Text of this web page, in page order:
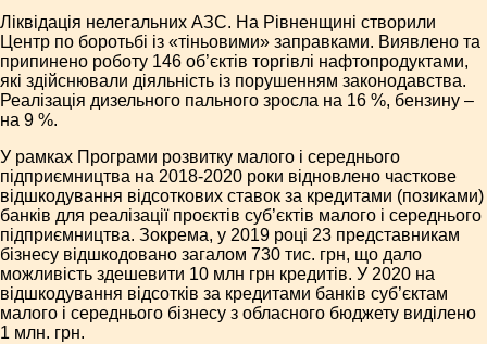
Ліквідація нелегальних АЗС. На Рівненщині створили
Центр по боротьбі із «тіньовими» заправками. Виявлено та
припинено роботу 146 об’єктів торгівлі нафтопродуктами,
які здійснювали діяльність із порушенням законодавства.
Реалізація дизельного пального зросла на 16 %, бензину –
на 9 %.
У рамках Програми розвитку малого і середнього
підприємництва на 2018-2020 роки відновлено часткове
відшкодування відсоткових ставок за кредитами (позиками)
банків для реалізації проєктів суб’єктів малого і середнього
підприємництва. Зокрема, у 2019 році 23 представникам
бізнесу відшкодовано загалом 730 тис. грн, що дало
можливість здешевити 10 млн грн кредитів. У 2020 на
відшкодування відсотків за кредитами банків суб’єктам
малого і середнього бізнесу з обласного бюджету виділено
1 млн. грн.